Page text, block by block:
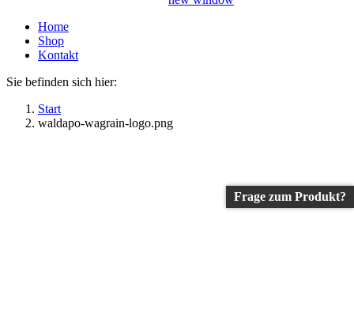
Home
Shop
Kontakt
Sie befinden sich hier:
Start
waldapo-wagrain-logo.png
Frage zum Produkt?